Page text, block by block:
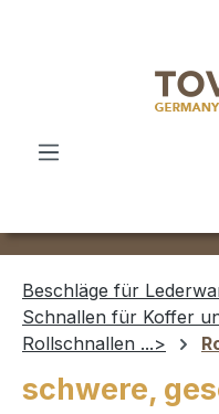
Beschläge für
Schnallen für Koffer
Rollschnallen ...>
schwere,